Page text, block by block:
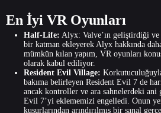
En İyi VR Oyunları
Half-Life: Alyx: Valve’ın geliştirdiği
bir katman ekleyerek Alyx hakkında
mümkün kılan yapım, VR oyunları
olarak kabul ediliyor.
Resident Evil Village:
bakıma belirleyen Resident Evil 7 de
ancak kontroller ve ara sahnelerdeki ani
Evil 7’yi eklememizi engelledi. Onun
kusurlarından arındırılmış bir sanal